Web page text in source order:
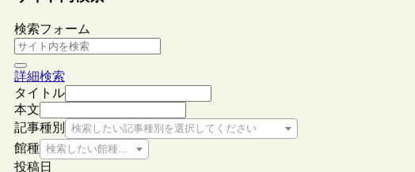
検索フォーム
詳細検索
タイトル
本文
記事種別
検索したい記事種別を選択してください
館種 検索したい館種を選択してください
投稿日